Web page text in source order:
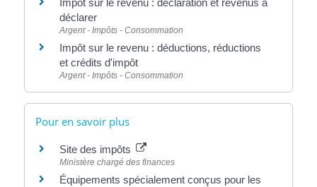
Impôt sur le revenu : déclaration et revenus à
déclarer
Argent - Impôts - Consommation
Impôt sur le revenu : déductions, réductions
et crédits d'impôt
Argent - Impôts - Consommation
Pour en savoir plus
Site des impôts
Ministère chargé des finances
Équipements spécialement conçus pour les